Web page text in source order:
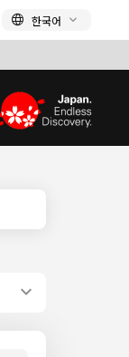
한국어